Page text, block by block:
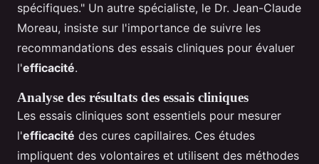
spécifiques." Un autre spécialiste, le Dr. Jean-Claude
Moreau, insiste sur l'importance de suivre les
recommandations des essais cliniques pour évaluer
l'efficacité.
Analyse des résultats des essais cliniques
Les essais cliniques sont essentiels pour mesurer
l'efficacité des cures capillaires. Ces études
impliquent des volontaires et utilisent des méthodes